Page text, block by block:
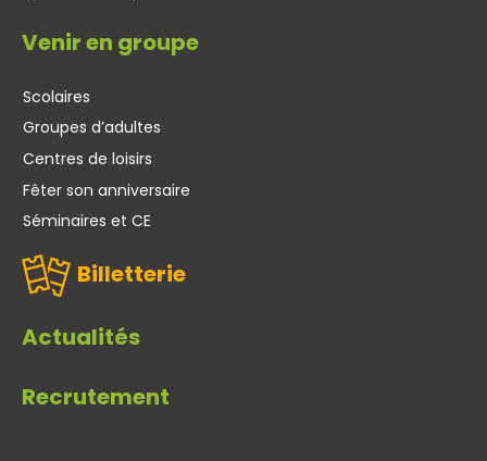
Venir en groupe
Scolaires
Groupes d’adultes
Centres de loisirs
Fêter son anniversaire
Séminaires et CE
Billetterie
Actualités
Recrutement